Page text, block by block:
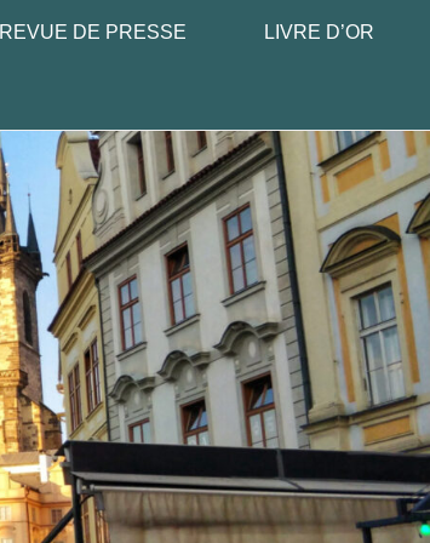
REVUE DE PRESSE LIVRE D’OR